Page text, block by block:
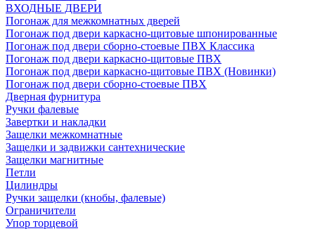
ВХОДНЫЕ ДВЕРИ
Погонаж для межкомнатных дверей
Погонаж под двери каркасно-щитовые шпонированные
Погонаж под двери сборно-стоевые ПВХ Классика
Погонаж под двери каркасно-щитовые ПВХ
Погонаж под двери каркасно-щитовые ПВХ (Новинки)
Погонаж под двери сборно-стоевые ПВХ
Дверная фурнитура
Ручки фалевые
Завертки и накладки
Защелки межкомнатные
Защелки и задвижки сантехнические
Защелки магнитные
Петли
Цилиндры
Ручки защелки (кнобы, фалевые)
Ограничители
Упор торцевой